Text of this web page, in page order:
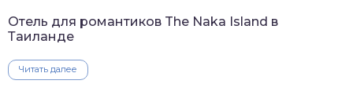
Отель для романтиков The Naka Island в
Таиланде
Читать далее